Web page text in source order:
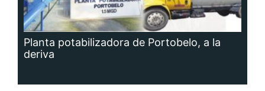
Planta potabilizadora de Portobelo, a la
deriva